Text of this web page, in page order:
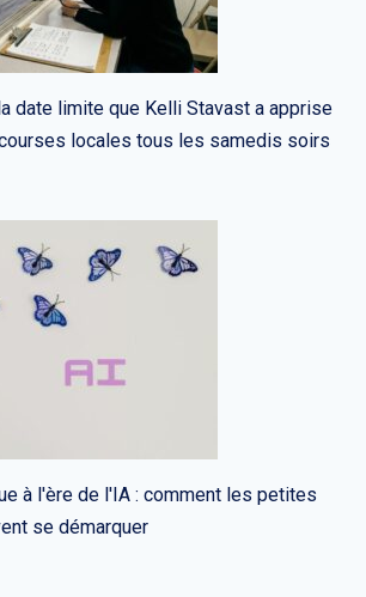
date limite que Kelli Stavast a apprise
locales tous les samedis soirs
à l'ère de l'IA : comment les petites
se démarquer